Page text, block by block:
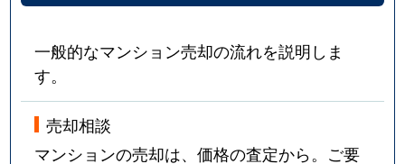
一般的なマンション売却の流れを説明しま
す。
売却相談
マンションの売却は、価格の査定から。ご要